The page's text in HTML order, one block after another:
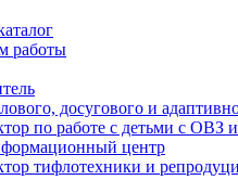
работы
досугового и
по работе с детьми с ОВЗ
центр
тифлотехники и